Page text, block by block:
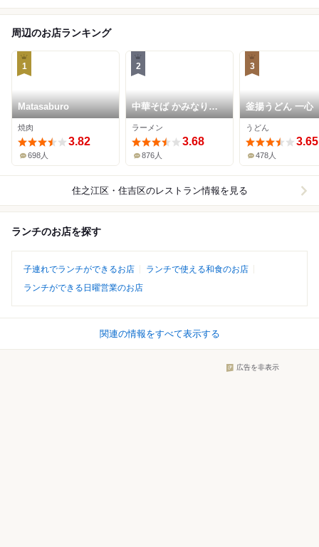
周辺のお店ランキング
1
Matasaburo
焼肉
3.82
698人
2
中華そば かみなり雲
呑
ラーメン
3.68
876人
3
釜揚うどん 一心
うどん
3.65
478人
住之江区・住吉区のレストラン情報を見る
ランチのお店を探す
子連れでランチができるお店
ランチで使える和食のお店
ランチができる日曜営業のお店
関連の情報をすべて表示する
広告を非表示